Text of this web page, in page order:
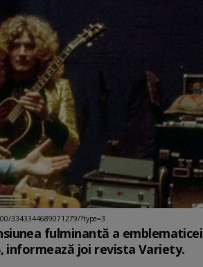
3343344689071279/?type=3
fulminantă a emblematicei
informează joi revista Variety.